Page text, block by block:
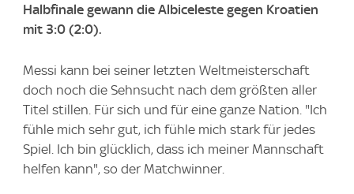
Halbfinale gewann die Albiceleste gegen Kroatien
mit 3:0 (2:0).
Messi kann bei seiner letzten Weltmeisterschaft
doch noch die Sehnsucht nach dem größten aller
Titel stillen. Für sich und für eine ganze Nation. "Ich
fühle mich sehr gut, ich fühle mich stark für jedes
Spiel. Ich bin glücklich, dass ich meiner Mannschaft
helfen kann", so der Matchwinner.